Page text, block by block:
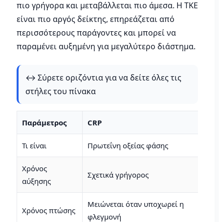
πιο γρήγορα και μεταβάλλεται πιο άμεσα. Η ΤΚΕ
είναι πιο αργός δείκτης, επηρεάζεται από
περισσότερους παράγοντες και μπορεί να
παραμένει αυξημένη για μεγαλύτερο διάστημα.
↔️ Σύρετε οριζόντια για να δείτε όλες τις
στήλες του πίνακα
Παράμετρος CRP
Τι είναι Πρωτεΐνη οξείας φάσης
Χρόνος
αύξησης
Σχετικά γρήγορος
Χρόνος πτώσης
Μειώνεται όταν υποχωρεί η
φλεγμονή